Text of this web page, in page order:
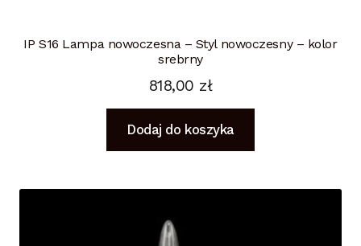
IP S16 Lampa nowoczesna – Styl nowoczesny – kolor
srebrny
818,00 zł
Dodaj do koszyka